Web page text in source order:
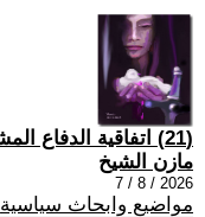
(21) اتفاقية الدفاع المشترك... رسالة ردع إلى إيران
مازن الشيخ
2026 / 8 / 7
مواضيع وابحاث سياسية